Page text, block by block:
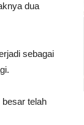
dua
sebagai
telah